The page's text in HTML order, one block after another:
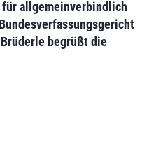
allgemeinverbindlich
begrüßt die